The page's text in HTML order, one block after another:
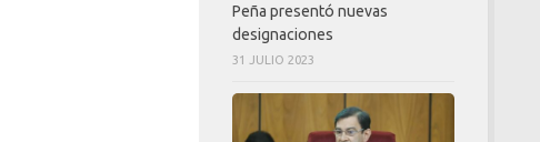
Peña presentó nuevas
designaciones
31 JULIO 2023